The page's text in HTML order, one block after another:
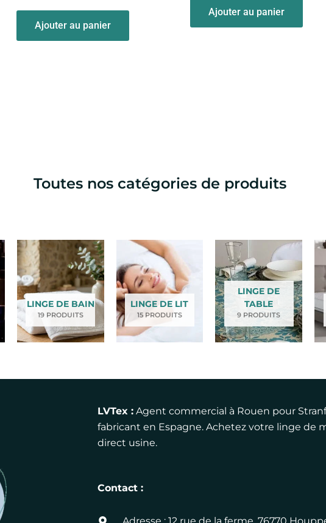
Ajouter au panier
Ajouter au panier
Toutes nos catégories de produits
LINGE DE BAIN
19 PRODUITS
LINGE DE LIT
15 PRODUITS
LINGE DE
TABLE
9 PRODUITS
LVTex :Agent commercial à Rouen pour
fabricant en Espagne. Achetez votre linge de
direct usine.
Contact :